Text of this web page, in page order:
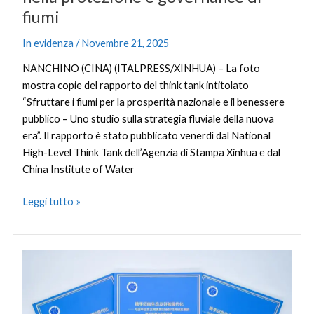
fiumi
In evidenza /Novembre 21, 2025
NANCHINO (CINA) (ITALPRESS/XINHUA) – La foto
mostra copie del rapporto del think tank intitolato
“Sfruttare i fiumi per la prosperità nazionale e il benessere
pubblico – Uno studio sulla strategia fluviale della nuova
era”. Il rapporto è stato pubblicato venerdì dal National
High-Level Think Tank dell’Agenzia di Stampa Xinhua e dal
China Institute of Water
Leggi tutto »
evidenzia